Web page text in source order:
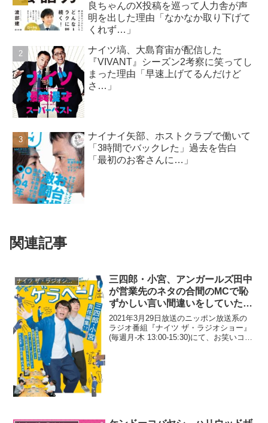
良ちゃんのX投稿を巡って人力舎が声
明を出した理由「なかなか取り下げて
くれず…」
ナイツ塙、大島育宙が配信した
『VIVANT』シーズン2考察に笑ってし
まった理由「早速上げてるんだけど
さ…」
ナイナイ矢部、ホストクラブで働いて
「3時間でバックレた」過去を告白
「最初のお客さんに…」
関連記事
ナイツ ザ・ラジオショー
三四郎・小宮、アンガールズ田中
が営業先のネタの合間のMCで恥
ずかしい言い間違いをしていたと
暴露「老いがきてるのか」
2021年3月29日放送のニッポン放送系の
ラジオ番組『ナイツ ザ・ラジオショー』
(毎週月-木 13:00-15:30)にて、お笑いコン